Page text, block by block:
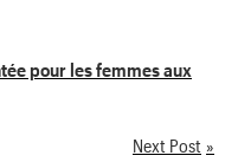
pour les femmes aux
Next Post